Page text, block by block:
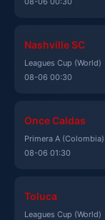
Nashville SC
Leagues Cup (World)
08-06 00:30
Once Caldas
Primera A (Colombia)
08-06 01:30
Toluca
Leagues Cup (World)